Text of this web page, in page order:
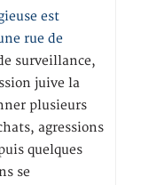
est
rue de
surveillance,
juive la
plusieurs
agressions
quelques
se